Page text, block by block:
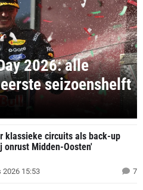
2026: alle
seizoenshelft
klassieke circuits als back-up
onrust Midden-Oosten'
2026 15:53 7